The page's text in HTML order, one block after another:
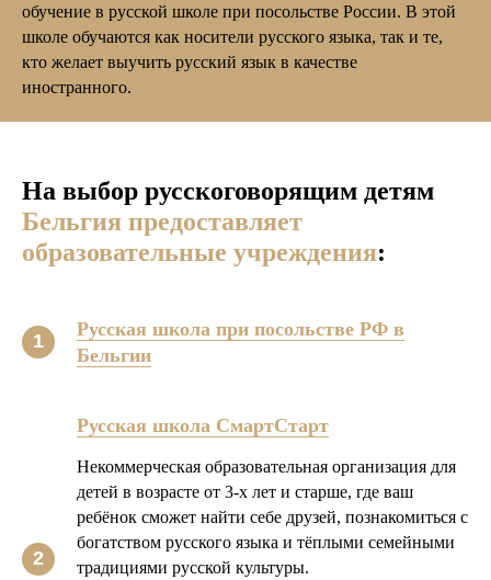
обучение в русской школе при посольстве России. В этой
школе обучаются как носители русского языка, так и те,
кто желает выучить русский язык в качестве
иностранного.
На выбор русскоговорящим детям
Бельгия предоставляет
образовательные учреждения:
Русская школа при посольстве РФ в
Бельгии
Русская школа СмартСтарт
Некоммерческая образовательная организация для
детей в возрасте от 3-х лет и старше, где ваш
ребёнок сможет найти себе друзей, познакомиться с
богатством русского языка и тёплыми семейными
традициями русской культуры.